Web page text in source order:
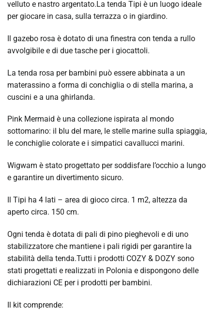
velluto e nastro argentato.La tenda Tipi è un luogo ideale
per giocare in casa, sulla terrazza o in giardino.
Il gazebo rosa è dotato di una finestra con tenda a rullo
avvolgibile e di due tasche per i giocattoli.
La tenda rosa per bambini può essere abbinata a un
materassino a forma di conchiglia o di stella marina, a
cuscini e a una ghirlanda.
Pink Mermaid è una collezione ispirata al mondo
sottomarino: il blu del mare, le stelle marine sulla spiaggia,
le conchiglie colorate e i simpatici cavallucci marini.
Wigwam è stato progettato per soddisfare l’occhio a lungo
e garantire un divertimento sicuro.
Il Tipi ha 4 lati – area di gioco circa. 1 m2, altezza da
aperto circa. 150 cm.
Ogni tenda è dotata di pali di pino pieghevoli e di uno
stabilizzatore che mantiene i pali rigidi per garantire la
stabilità della tenda.Tutti i prodotti COZY & DOZY sono
stati progettati e realizzati in Polonia e dispongono delle
dichiarazioni CE per i prodotti per bambini.
Il kit comprende: